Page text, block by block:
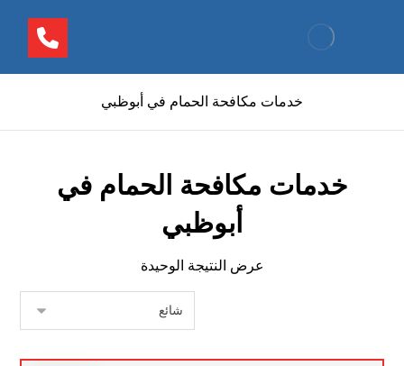
خدمات مكافحة الحمام في أبوظبي
خدمات مكافحة الحمام في
أبوظبي
عرض النتيجة الوحيدة